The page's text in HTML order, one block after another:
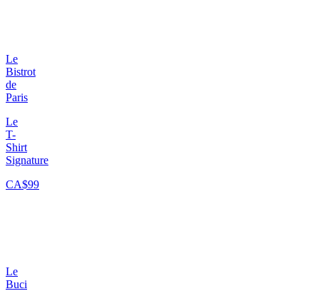
Le
Bistrot
de
Paris
Le
T-
Shirt
Signature
CA$99
Le
Buci